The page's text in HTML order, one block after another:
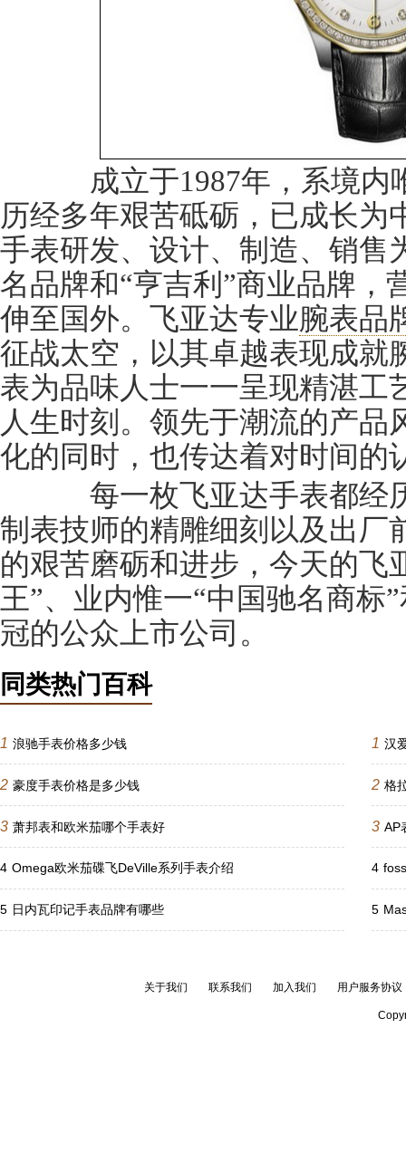
成立于1987年，系境内
历经多年艰苦砥砺，已成长为
手表研发、设计、制造、销售
名品牌和“亨吉利”商业品牌，
伸至国外。飞亚达专业腕表品
征战太空，以其卓越表现成就
表为品味人士一一呈现精湛工
人生时刻。领先于潮流的产品
化的同时，也传达着对时间的
每一枚飞亚达手表都经
制表技师的精雕细刻以及出厂
的艰苦磨砺和进步，今天的飞
王”、业内惟一“中国驰名商标
冠的公众上市公司。
同类热门百科
1 浪驰手表价格多少钱
2 豪度手表价格是多少钱
3 萧邦表和欧米茄哪个手表好
4 Omega欧米茄碟飞DeVille系列手表介绍
5 日内瓦印记手表品牌有哪些
1 汉
2 格
3 AP
4
5
关于我们 联系我们 加入我们 用户服务协议